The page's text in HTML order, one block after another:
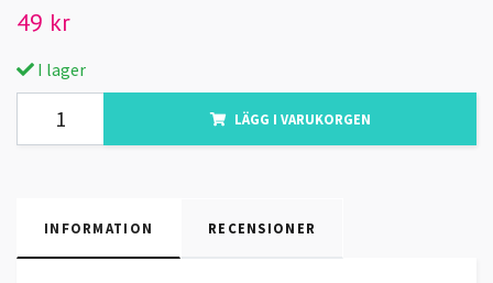
49 kr
I lager
LÄGG I VARUKORGEN
INFORMATION RECENSIONER